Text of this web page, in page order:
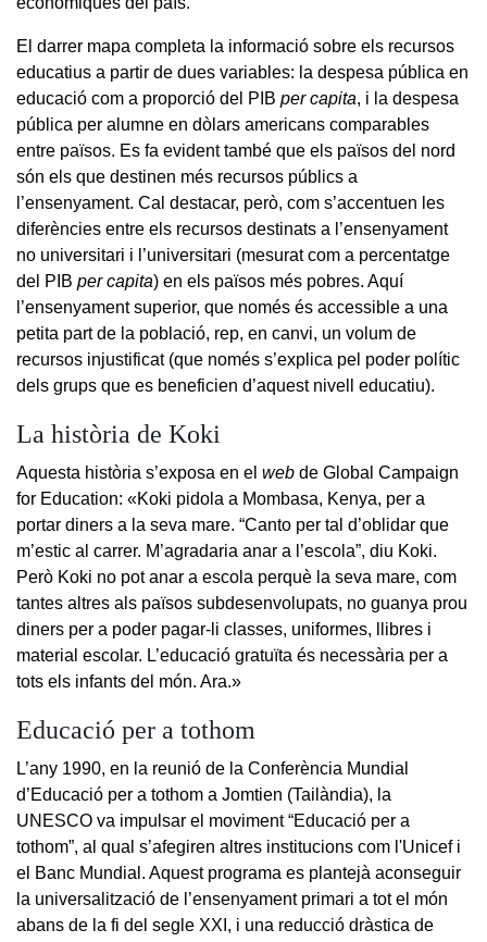
El darrer mapa completa la informació sobre els recursos
educatius a partir de dues variables: la despesa pública en
educació com a proporció del PIB per capita, i la despesa
pública per alumne en dòlars americans comparables
entre països. Es fa evident també que els països del nord
són els que destinen més recursos públics a
l’ensenyament. Cal destacar, però, com s’accentuen les
diferències entre els recursos destinats a l’ensenyament
no universitari i l’universitari (mesurat com a percentatge
del PIB per capita) en els països més pobres. Aquí
l’ensenyament superior, que només és accessible a una
petita part de la població, rep, en canvi, un volum de
recursos injustificat (que només s’explica pel poder polític
dels grups que es beneficien d’aquest nivell educatiu).
La història de Koki
Aquesta història s’exposa en el web de Global Campaign
for Education: «Koki pidola a Mombasa, Kenya, per a
portar diners a la seva mare. “Canto per tal d’oblidar que
m’estic al carrer. M’agradaria anar a l’escola”, diu Koki.
Però Koki no pot anar a escola perquè la seva mare, com
tantes altres als països subdesenvolupats, no guanya prou
diners per a poder pagar-li classes, uniformes, llibres i
material escolar. L’educació gratuïta és necessària per a
tots els infants del món. Ara.»
Educació per a tothom
L’any 1990, en la reunió de la Conferència Mundial
d’Educació per a tothom a Jomtien (Tailàndia), la
UNESCO va impulsar el moviment “Educació per a
tothom”, al qual s’afegiren altres institucions com l'Unicef i
el Banc Mundial. Aquest programa es plantejà aconseguir
la universalització de l’ensenyament primari a tot el món
abans de la fi del segle XXI, i una reducció dràstica de